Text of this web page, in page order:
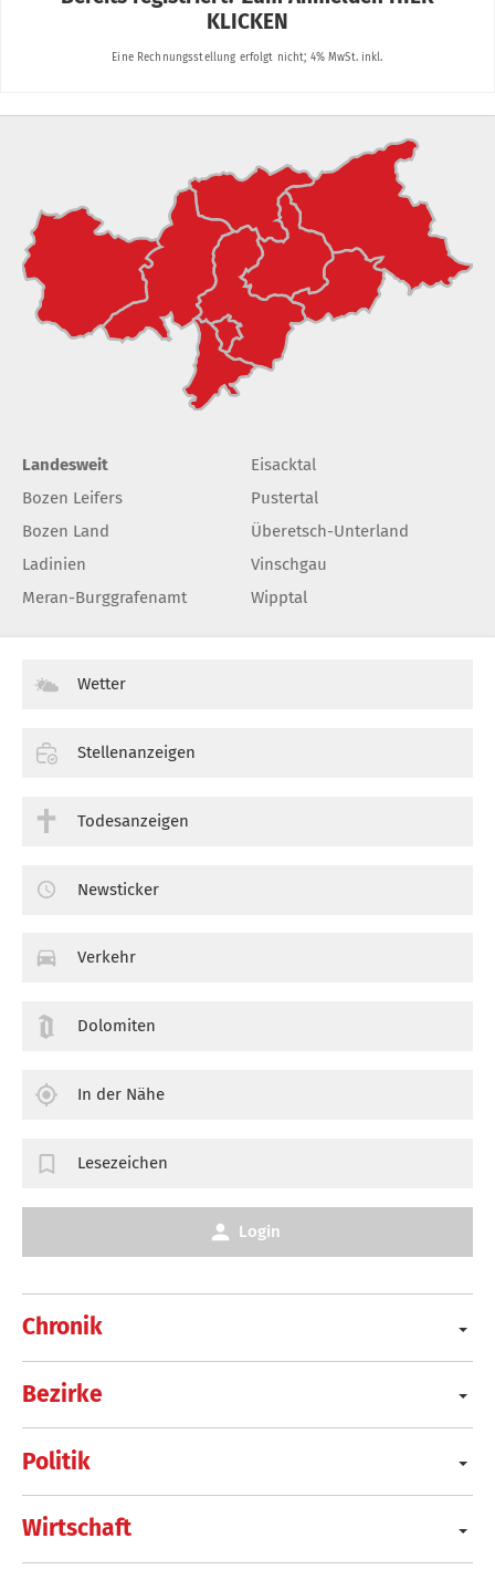
Landesweit
Bozen Leifers
Bozen Land
Ladinien
Meran-Burggrafenamt
Eisacktal
Pustertal
Überetsch-Unterland
Vinschgau
Wipptal
Chronik
Bezirke
Politik
Wirtschaft
Wetter
Stellenanzeigen
Todesanzeigen
Newsticker
Verkehr
Dolomiten
In der Nähe
Lesezeichen
Login